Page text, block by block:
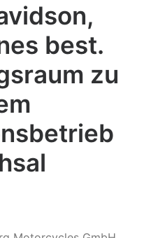
best.
zu